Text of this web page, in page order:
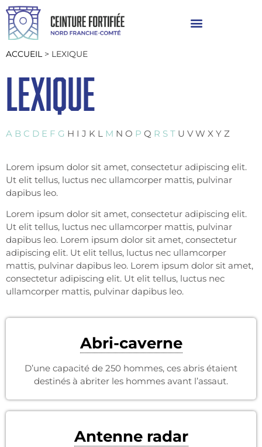
ACCUEIL > LEXIQUE
LEXIQUE
A B C D E F G H I J K L M N O P Q R S T U V W X Y Z
Lorem ipsum dolor sit amet, consectetur adipiscing elit.
Ut elit tellus, luctus nec ullamcorper mattis, pulvinar
dapibus leo.
Lorem ipsum dolor sit amet, consectetur adipiscing elit.
Ut elit tellus, luctus nec ullamcorper mattis, pulvinar
dapibus leo. Lorem ipsum dolor sit amet, consectetur
adipiscing elit. Ut elit tellus, luctus nec ullamcorper
mattis, pulvinar dapibus leo. Lorem ipsum dolor sit amet,
consectetur adipiscing elit. Ut elit tellus, luctus nec
ullamcorper mattis, pulvinar dapibus leo.
Abri-caverne
D’une capacité de 250 hommes, ces abris étaient
destinés à abriter les hommes avant l’assaut.
Antenne radar